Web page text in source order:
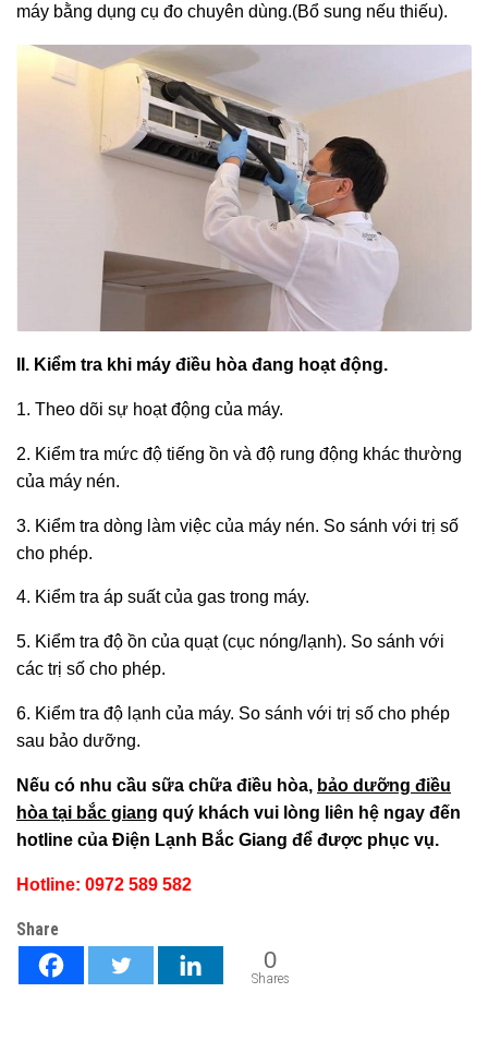
máy bằng dụng cụ đo chuyên dùng.(Bổ sung nếu thiếu).
II. Kiểm tra khi máy điều hòa đang hoạt động.
1. Theo dõi sự hoạt động của máy.
2. Kiểm tra mức độ tiếng ồn và độ rung động khác thường
của máy nén.
3. Kiểm tra dòng làm việc của máy nén. So sánh với trị số
cho phép.
4. Kiểm tra áp suất của gas trong máy.
5. Kiểm tra độ ồn của quạt (cục nóng/lạnh). So sánh với
các trị số cho phép.
6. Kiểm tra độ lạnh của máy. So sánh với trị số cho phép
sau bảo dưỡng.
Nếu có nhu cầu sữa chữa điều hòa, bảo dưỡng điều
hòa tại bắc giang quý khách vui lòng liên hệ ngay đến
hotline của Điện Lạnh Bắc Giang để được phục vụ.
Hotline: 0972 589 582
Share
0
Shares